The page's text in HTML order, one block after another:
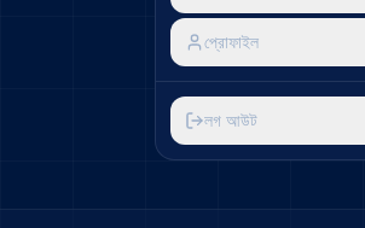
প্রোফাইল
লগ আউট